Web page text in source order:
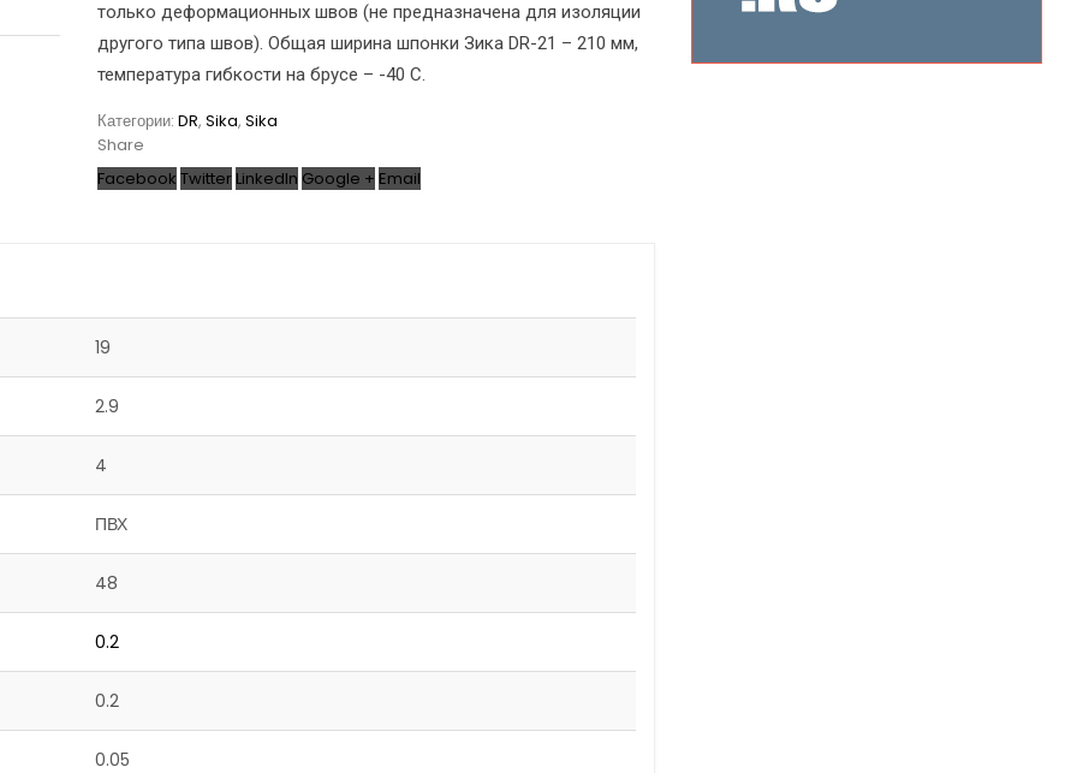
только деформационных швов (не предназначена для изоляции
другого типа швов). Общая ширина шпонки Зика DR-21 – 210 мм,
температура гибкости на брусе – -40 С.
Категории: DR, Sika, Sika
Share
Facebook Twitter LinkedIn Google + Email
19
2.9
4
ПВХ
48
0.2
0.2
0.05